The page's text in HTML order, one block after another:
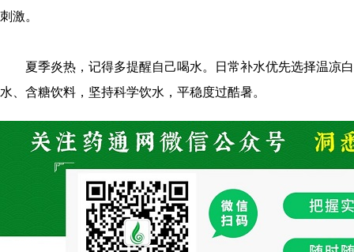
刺激。
夏季炎热，记得多提醒自己喝水。日常补水优先选择温凉
水、含糖饮料，坚持科学饮水，平稳度过酷暑。